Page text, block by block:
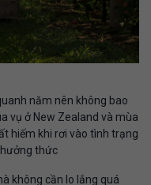
năm nên không bao
vụ ở New Zealand và mùa
hiếm khi rơi vào tình trạng
thức
không cần lo lắng quá